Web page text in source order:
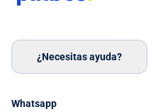
¿Necesitas ayuda?
Whatsapp